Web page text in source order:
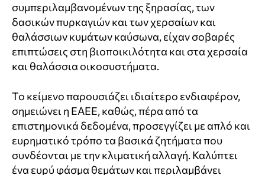
συμπεριλαμβανομένων της ξηρασίας, των
δασικών πυρκαγιών και των χερσαίων και
θαλάσσιων κυμάτων καύσωνα, είχαν σοβαρές
επιπτώσεις στη βιοποικιλότητα και στα χερσαία
και θαλάσσια οικοσυστήματα.
Το κείμενο παρουσιάζει ιδιαίτερο ενδιαφέρον,
σημειώνει η ΕΑΕΕ, καθώς, πέρα από τα
επιστημονικά δεδομένα, προσεγγίζει με απλό και
ευρηματικό τρόπο τα βασικά ζητήματα που
συνδέονται με την κλιματική αλλαγή. Καλύπτει
ένα ευρύ φάσμα θεμάτων και περιλαμβάνει